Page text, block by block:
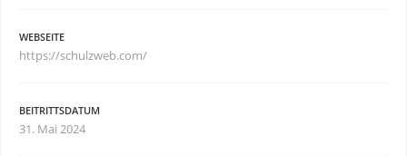
WEBSEITE
https://schulzweb.com/
BEITRITTSDATUM
31. Mai 2024